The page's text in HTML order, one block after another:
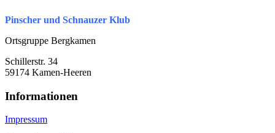
Pinscher und Schnauzer Klub
Ortsgruppe Bergkamen
Schillerstr. 34
59174 Kamen-Heeren
Informationen
Impressum